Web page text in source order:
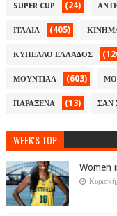
SUPER CUP (24)
ΙΤΑΛΙΑ (405)
ΚΥΠΕΛΛΟ ΕΛΛΑΔΟΣ
ΜΟΥΝΤΙΑΛ (603)
ΠΑΡΑΞΕΝΑ (13) ΣΑΝ
WEEK'S TOP
Women